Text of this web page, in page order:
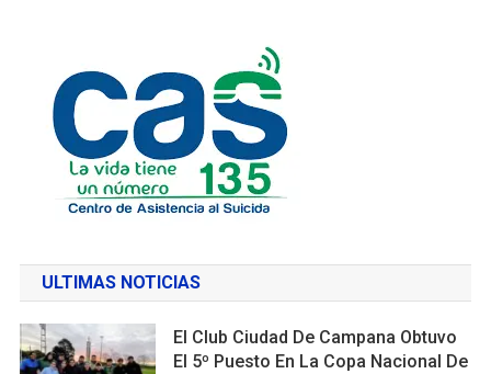
ULTIMAS NOTICIAS
El Club Ciudad De Campana Obtuvo
El 5º Puesto En La Copa Nacional De